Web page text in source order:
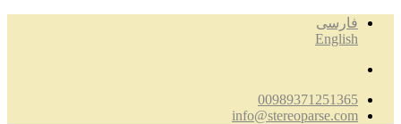
فارسی
English
00989371251365
info@stereoparse.com